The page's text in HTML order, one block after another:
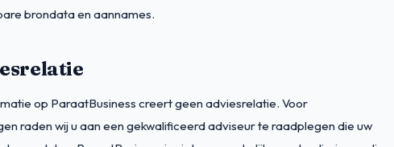
brondata en aannames.
op ParaatBusiness creert geen adviesrelatie. Voor
raden wij u aan een gekwalificeerd adviseur te raadplegen die uw